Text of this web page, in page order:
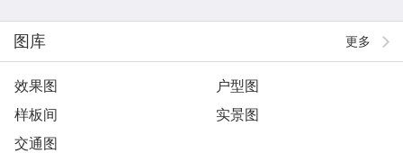
更多
图库
效果图
户型图
样板间
实景图
交通图